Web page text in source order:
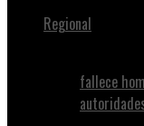
Regional
fallece